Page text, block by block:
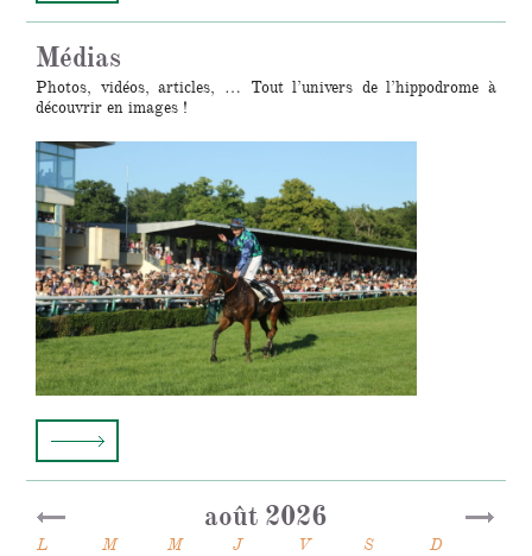
Médias
Photos, vidéos, articles, … Tout l’univers de l’hippodrome à
découvrir en images !
août 2026
L M M J V S D